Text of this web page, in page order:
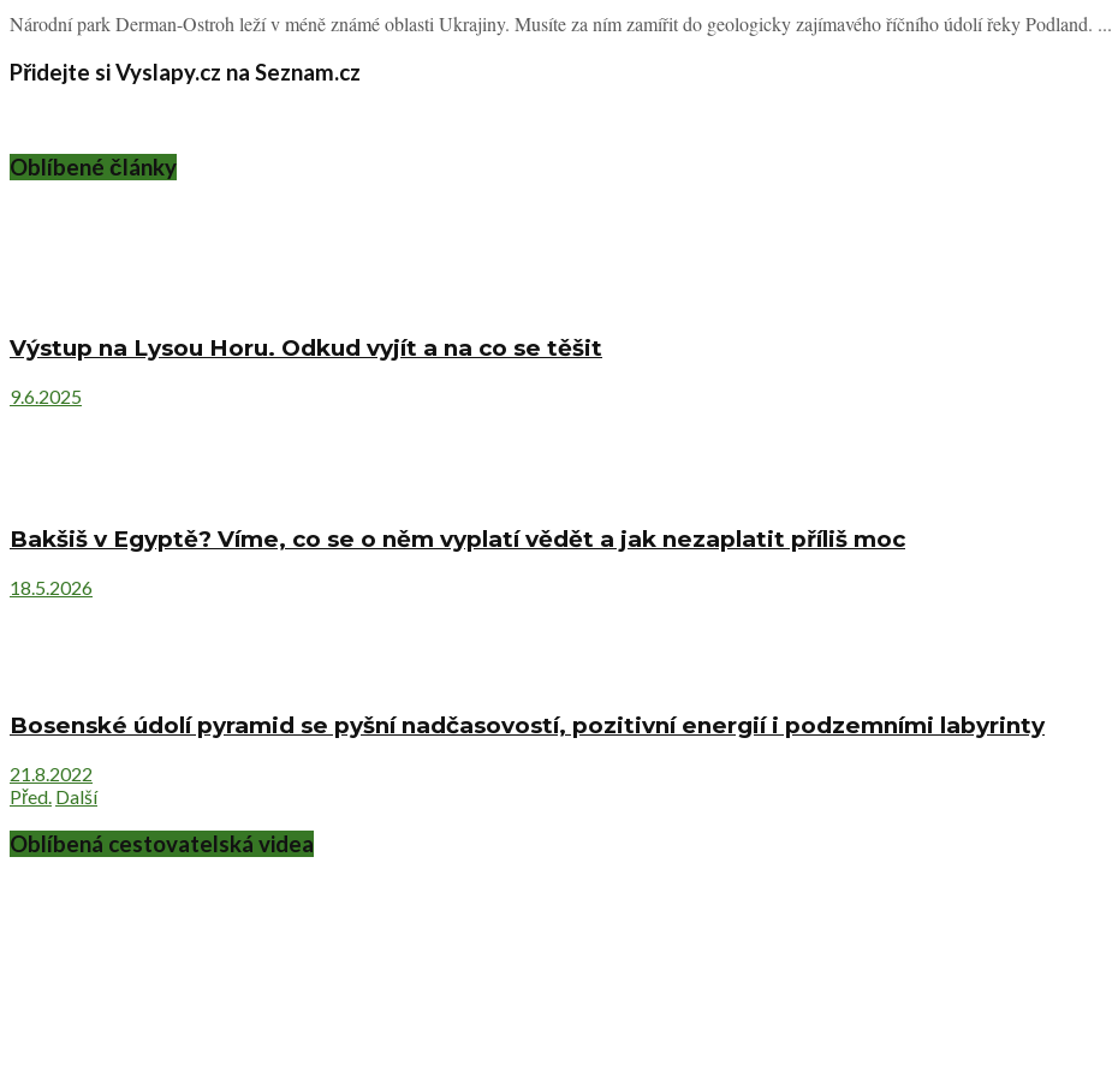
Národní park Derman-Ostroh leží v méně známé oblasti Ukrajiny. Musíte za ním zamířit do geologicky zajímavého říčního údolí řeky Podland. ...
Přidejte si Vyslapy.cz na Seznam.cz
Oblíbené články
Výstup na Lysou Horu. Odkud vyjít a na co se těšit
9.6.2025
Bakšiš v Egyptě? Víme, co se o něm vyplatí vědět a jak nezaplatit příliš moc
18.5.2026
Bosenské údolí pyramid se pyšní nadčasovostí, pozitivní energií i podzemními labyrinty
21.8.2022
Před. Další
Oblíbená cestovatelská videa